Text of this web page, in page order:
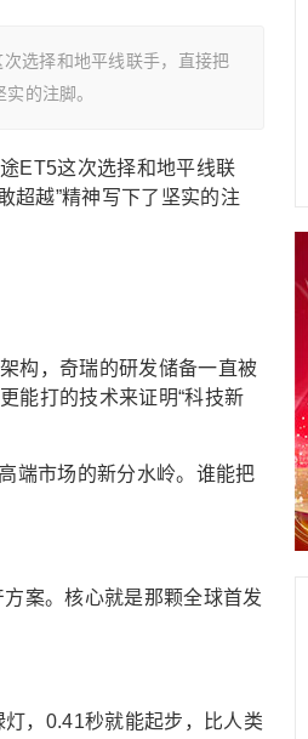
选择和地平线联手，直接把
的注脚。
ET5这次选择和地平线联
超越”精神写下了坚实的注
构，奇瑞的研发储备一直被
能打的技术来证明“科技新
端市场的新分水岭。谁能把
案。核心就是那颗全球首发
灯，0.41秒就能起步，比人类